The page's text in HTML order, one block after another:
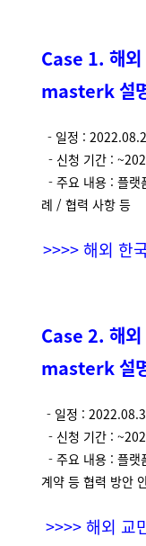
Case 1. 해외
masterk설
- 일정 :
- 신청 기간 :
- 주요 내용 : 플랫
례 / 협력 사항 등
>>>> 해외 한
Case 2. 해외
masterk설
- 일정 :
- 신청 기간 :
- 주요 내용 : 플랫
계약 등 협력 방안
>>>> 해외 교